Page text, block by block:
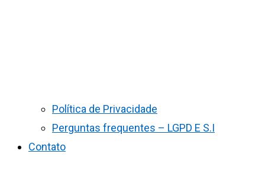
Política de Privacidade
Perguntas frequentes – LGPD E S.I
Contato